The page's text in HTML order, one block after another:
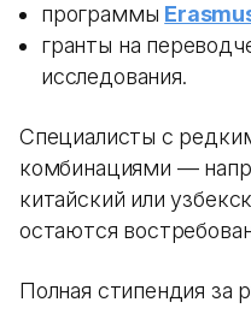
программы
гранты на
исследования.
Специалисты с
комбинациями —
китайский или
остаются
Полная стипендия за